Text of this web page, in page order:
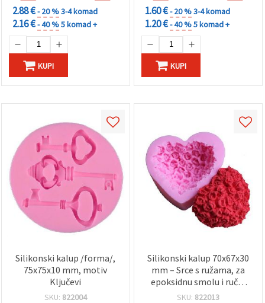
2.88 €- 20 %3-4 komad
2.16 €- 40 %5 komad +
KUPI
1.60 €- 20 %3-4 komad
1.20 €- 40 %5 komad +
KUPI
Silikonski kalup /forma/,
75x75x10 mm, motiv
Ključevi
SKU: 822004
Silikonski kalup 70x67x30
mm – Srce s ružama, za
epoksidnu smolu i ručni
rad
SKU: 822013